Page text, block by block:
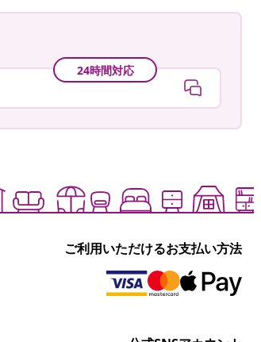
24時間対応
ご利用いただけるお支払い方法